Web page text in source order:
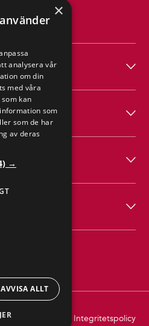
Integritetspolicy
×
analysera vår
om din
med våra
kan
som
som de har
av deras
→
AVVISA ALLT